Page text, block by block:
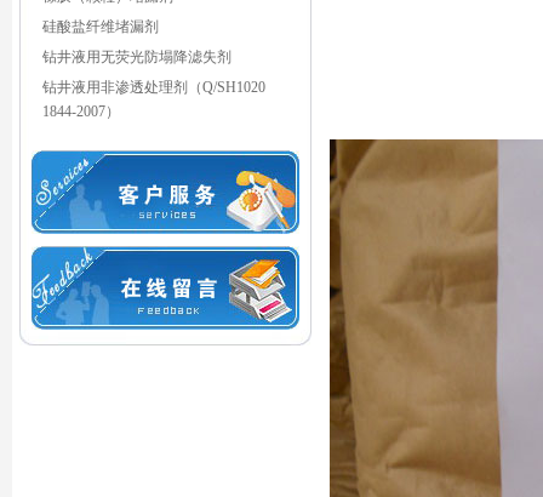
硅酸盐纤维堵漏剂
钻井液用无荧光防塌降滤失剂
钻井液用非渗透处理剂（Q/SH1020
1844-2007）